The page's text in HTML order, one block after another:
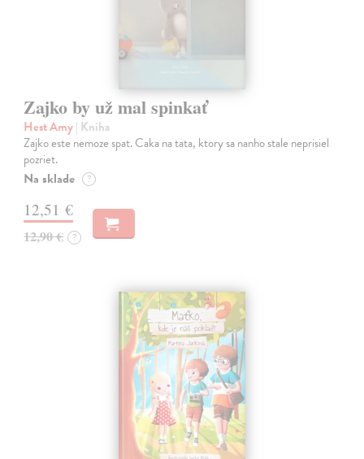
Zajko by už mal spinkať
Hest Amy| Kniha
Zajko este nemoze spat. Caka na tata, ktory sa nanho stale neprisiel
pozriet.
Na sklade ?
12,51 €
12,90 € ?